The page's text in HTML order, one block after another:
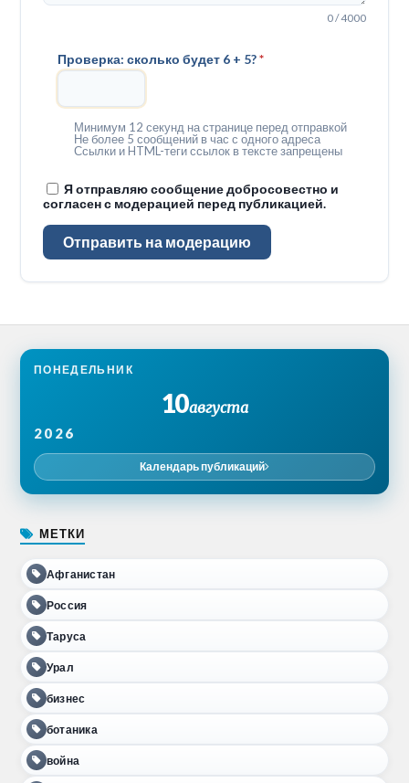
0 / 4000
Проверка: сколько будет 6 + 5?*
Минимум 12 секунд на странице перед отправкой
Не более 5 сообщений в час с одного адреса
Ссылки и HTML-теги ссылок в тексте запрещены
Я отправляю сообщение добросовестно и
согласен с модерацией перед публикацией.
Отправить на модерацию
ПОНЕДЕЛЬНИК
10августа
2026
Календарь публикаций
МЕТКИ
Афганистан
Россия
Таруса
Урал
бизнес
ботаника
война